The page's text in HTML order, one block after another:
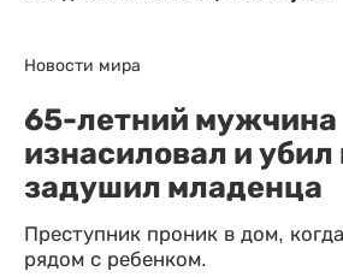
Новости мира
65-летний мужчина
изнасиловал и убил
задушил младенца
Преступник проник в дом,
рядом с ребенком.